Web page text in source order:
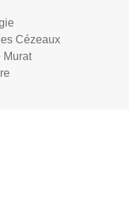
Cézeaux
Murat